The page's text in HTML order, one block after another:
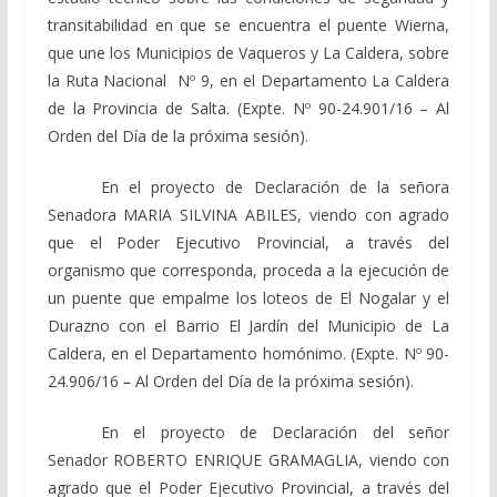
transitabilidad en que se encuentra el puente Wierna,
que une los Municipios de Vaqueros y La Caldera, sobre
la Ruta Nacional Nº 9, en el Departamento La Caldera
de la Provincia de Salta. (Expte. Nº 90-24.901/16 – Al
Orden del Día de la próxima sesión).
En el proyecto de Declaración de la señora
Senadora MARIA SILVINA ABILES, viendo con agrado
que el Poder Ejecutivo Provincial, a través del
organismo que corresponda, proceda a la ejecución de
un puente que empalme los loteos de El Nogalar y el
Durazno con el Barrio El Jardín del Municipio de La
Caldera, en el Departamento homónimo. (Expte. Nº 90-
24.906/16 – Al Orden del Día de la próxima sesión).
En el proyecto de Declaración del señor
Senador ROBERTO ENRIQUE GRAMAGLIA, viendo con
agrado que el Poder Ejecutivo Provincial, a través del